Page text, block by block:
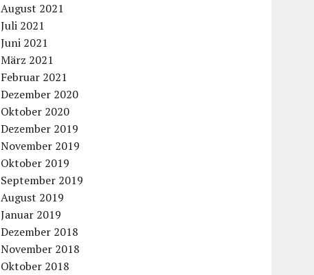
August 2021
Juli 2021
Juni 2021
März 2021
Februar 2021
Dezember 2020
Oktober 2020
Dezember 2019
November 2019
Oktober 2019
September 2019
August 2019
Januar 2019
Dezember 2018
November 2018
Oktober 2018